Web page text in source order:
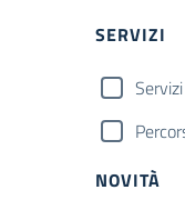
SERVIZI
Servizi
NOVITÀ